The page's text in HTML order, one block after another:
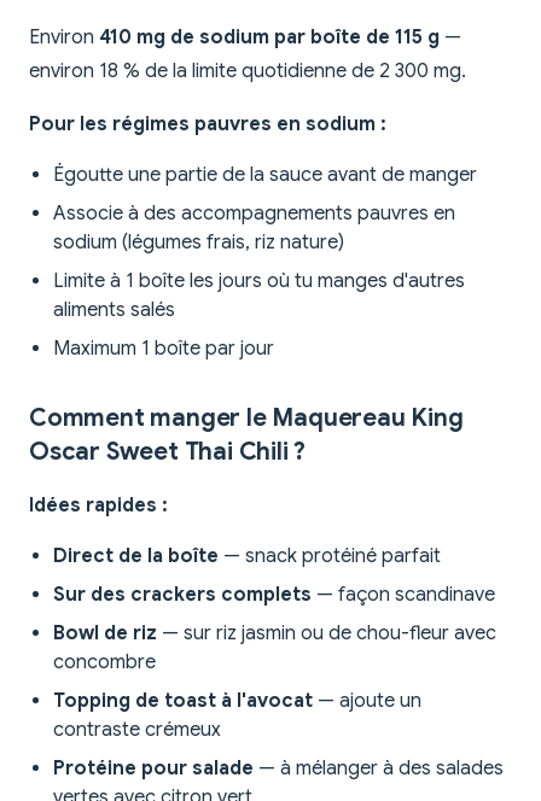
Environ 410 mg de sodium par boîte de 115 g —
environ 18 % de la limite quotidienne de 2 300 mg.
Pour les régimes pauvres en sodium :
Égoutte une partie de la sauce avant de manger
Associe à des accompagnements pauvres en
sodium (légumes frais, riz nature)
Limite à 1 boîte les jours où tu manges d'autres
aliments salés
Maximum 1 boîte par jour
Comment manger le Maquereau King
Oscar Sweet Thai Chili ?
Idées rapides :
Direct de la boîte — snack protéiné parfait
Sur des crackers complets — façon scandinave
Bowl de riz — sur riz jasmin ou de chou-fleur avec
concombre
Topping de toast à l'avocat — ajoute un
contraste crémeux
Protéine pour salade — à mélanger à des salades